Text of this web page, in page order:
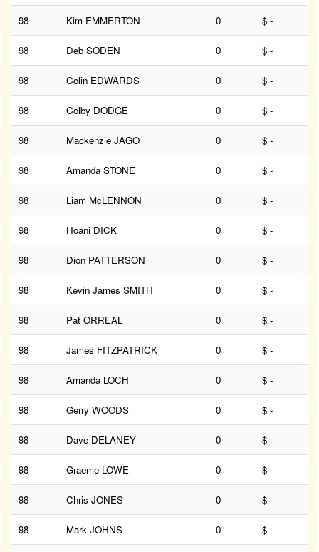
98 Kim EMMERTON 0 $ -
98 Deb SODEN 0 $ -
98 Colin EDWARDS 0 $ -
98 Colby DODGE 0 $ -
98 Mackenzie JAGO 0 $ -
98 Amanda STONE 0 $ -
98 Liam McLENNON 0 $ -
98 Hoani DICK 0 $ -
98 Dion PATTERSON 0 $ -
98 Kevin James SMITH 0 $ -
98 Pat ORREAL 0 $ -
98 James FITZPATRICK 0 $ -
98 Amanda LOCH 0 $ -
98 Gerry WOODS 0 $ -
98 Dave DELANEY 0 $ -
98 Graeme LOWE 0 $ -
98 Chris JONES 0 $ -
98 Mark JOHNS 0 $ -